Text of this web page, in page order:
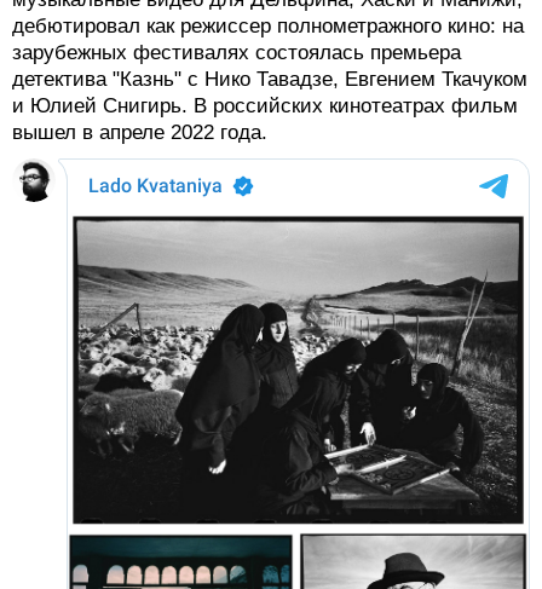
Летом 2022 года стало известно об англоязычном
дебюте Кирилла Соколова. В Голливуде он снимает
фильм "Ультра" по сценарию Колина Бэннона -
проект из "черного списка" 2021 года (ежегодно
публикуемый перечень сценариев, которые не были
реализованы). Текущий статус картины неизвестен;
вероятно, съемочный процесс завершен и в 2024
году можно ожидать премьеру фильма.
Ладо Кватания
В 2021 году клипмейкер Ладо Кватания, снимавший
музыкальные видео для Дельфина, Хаски и Манижи,
дебютировал как режиссер полнометражного кино: на
зарубежных фестивалях состоялась премьера
детектива "Казнь" с Нико Тавадзе, Евгением Ткачуком
и Юлией Снигирь. В российских кинотеатрах фильм
вышел в апреле 2022 года.